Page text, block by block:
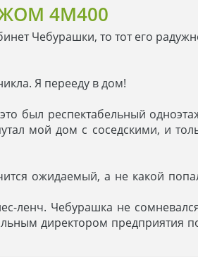
4M400
Чебурашки, то тот его
Я перееду в дом!
был респектабельный
мой дом с соседскими, и
ожидаемый, а не какой
ленч. Чебурашка не
директором предприятия